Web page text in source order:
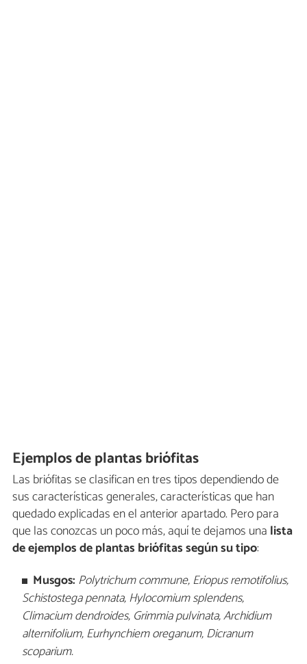
Ejemplos de plantas briófitas
Las briófitas se clasifican en tres tipos dependiendo de
sus características generales, características que han
quedado explicadas en el anterior apartado. Pero para
que las conozcas un poco más, aquí te dejamos una lista
de ejemplos de plantas briófitas según su tipo:
Musgos: Polytrichum commune, Eriopus remotifolius,
Schistostega pennata, Hylocomium splendens,
Climacium dendroides, Grimmia pulvinata, Archidium
alternifolium, Eurhynchiem oreganum, Dicranum
scoparium.